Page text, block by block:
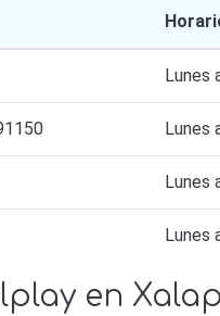
Lunes
Lunes
Lunes
Lunes
en